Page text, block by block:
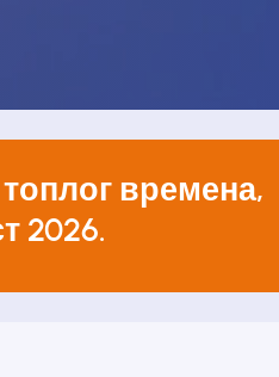
времена,
2026.